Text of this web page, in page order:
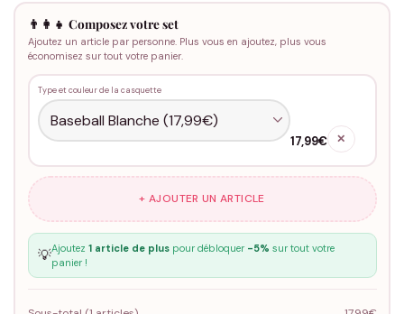
👨‍👩‍👧 Composez votre set
Ajoutez un article par personne. Plus vous en ajoutez, plus vous
économisez sur tout votre panier.
Type et couleur de la casquette
17,99€ ✕
+ AJOUTER UN ARTICLE
💡Ajoutez 1 article de pluspour débloquer -5% sur tout votre
panier !